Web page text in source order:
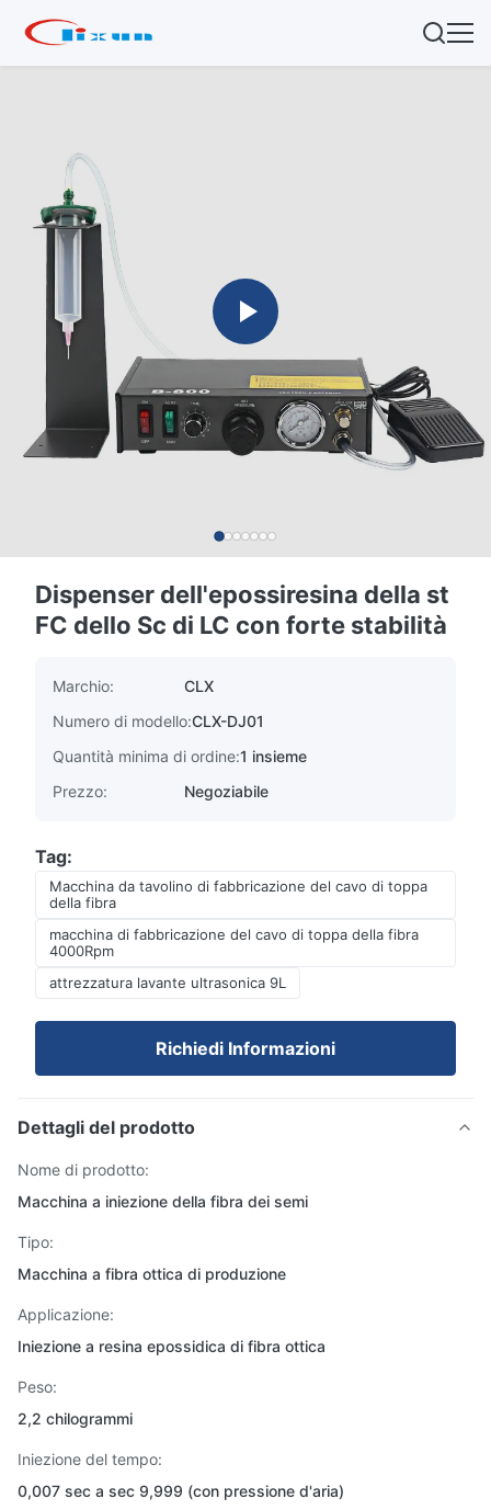
Dispenser dell'epossiresina della st
FC dello Sc di LC con forte stabilità
Marchio:
CLX
Numero di modello:CLX-DJ01
Quantità minima di ordine:1 insieme
Prezzo:
Negoziabile
Tag:
Macchina da tavolino di fabbricazione del cavo di toppa
della fibra
macchina di fabbricazione del cavo di toppa della fibra
4000Rpm
attrezzatura lavante ultrasonica 9L
Richiedi Informazioni
Dettagli del prodotto
Nome di prodotto:
Macchina a iniezione della fibra dei semi
Tipo:
Macchina a fibra ottica di produzione
Applicazione:
Iniezione a resina epossidica di fibra ottica
Peso:
2,2 chilogrammi
Iniezione del tempo:
0,007 sec a sec 9,999 (con pressione d'aria)